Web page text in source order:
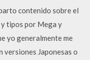
contenido sobre el
tipos por Mega y
yo generalmente me
versiones Japonesas o